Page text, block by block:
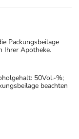
Packungsbeilage
Ihrer Apotheke.
50Vol.-%;
beachten